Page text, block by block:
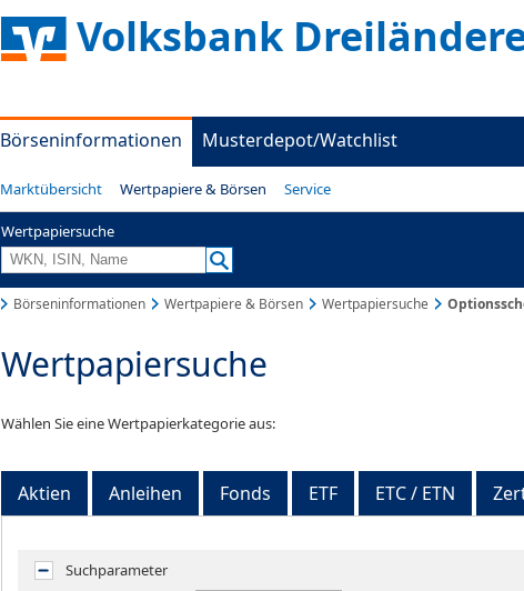
Volksbank
Börseninformationen Musterdepot/Watchlist
Marktübersicht Wertpapiere & Börsen Service
Wertpapiersuche
Börseninformationen Wertpapiere & Börsen Wertpapiersuche
Wertpapiersuche
Wählen Sie eine Wertpapierkategorie aus:
Aktien Anleihen Fonds ETF ETC / ETN
Suchparameter